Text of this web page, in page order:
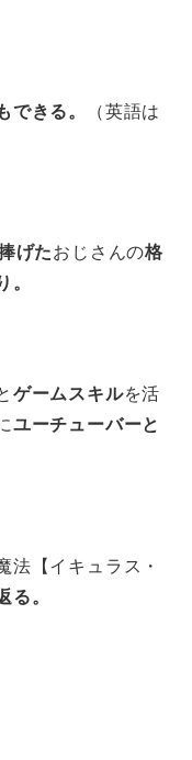
できる。
（英語は
げたおじさんの格
。
ゲームスキルを活
ユーチューバーと
法【イキュラス・
る。